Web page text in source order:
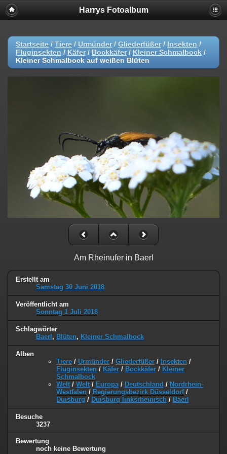
Harrys Fotoalbum
Startseite / Tiere / Urmünder/ Gliederfüßer/ Insekten /
Fluginsekten / Käfer/ Bockkäfer/ Kleiner Schmalbock /
Kleiner Schmalbock auf weißen Blüten
Am Rheinufer in Baerl
Erstellt am
Samstag 30 Juni 2018
Veröffentlicht am
Sonntag 1 Juli 2018
Schlagwörter
Baerl , Blüten, Kleiner Schmalbock
Alben
Tiere / Urmünder / Gliederfüßer / Insekten /
Fluginsekten / Käfer / Bockkäfer / Kleiner
Schmalbock
Welt / Welt / Europa / Deutschland / Nordrhein-
Westfalen / Regierungsbezirk Düsseldorf/
Duisburg / Duisburg linksrheinisch / Baerl
Besuche
3237
Bewertung
noch keine Bewertung